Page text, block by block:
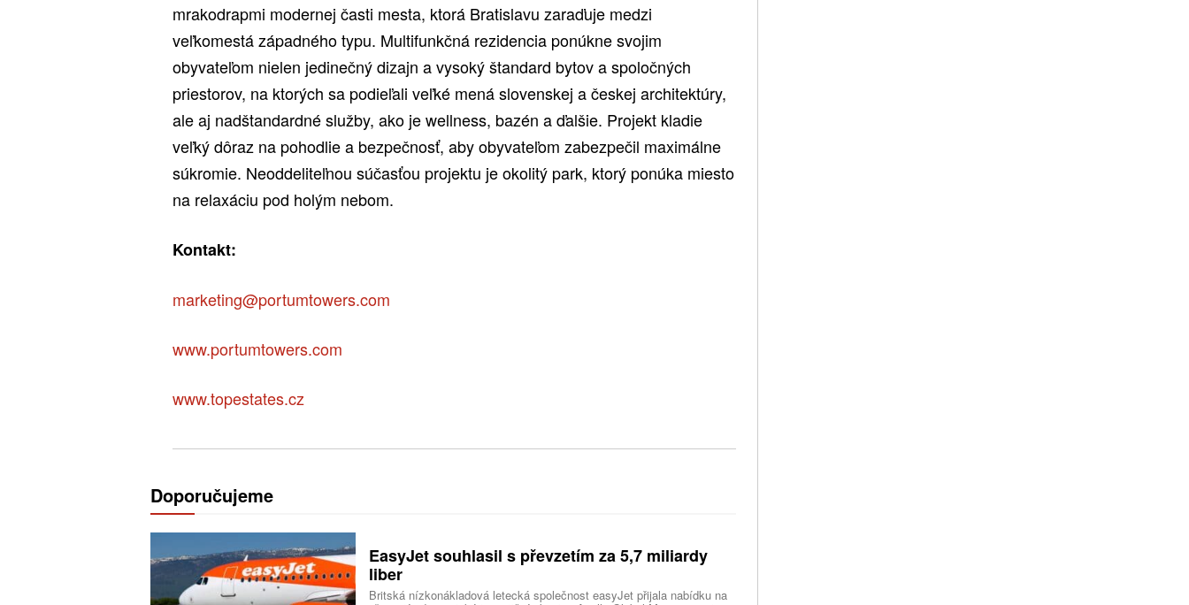
mrakodrapmi modernej časti mesta, ktorá Bratislavu zaraďuje medzi
veľkomestá západného typu. Multifunkčná rezidencia ponúkne svojim
obyvateľom nielen jedinečný dizajn a vysoký štandard bytov a spoločných
priestorov, na ktorých sa podieľali veľké mená slovenskej a českej architektúry,
ale aj nadštandardné služby, ako je wellness, bazén a ďalšie. Projekt kladie
veľký dôraz na pohodlie a bezpečnosť, aby obyvateľom zabezpečil maximálne
súkromie. Neoddeliteľnou súčasťou projektu je okolitý park, ktorý ponúka miesto
na relaxáciu pod holým nebom.
Kontakt:
marketing@portumtowers.com
www.portumtowers.com
www.topestates.cz
Doporučujeme
EasyJet souhlasil s převzetím za 5,7 miliardy
liber
Britská nízkonákladová letecká společnost easyJet přijala nabídku na